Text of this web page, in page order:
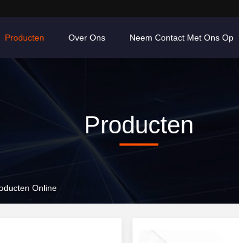
Producten Over Ons Neem Contact Met Ons Op
Producten
Online